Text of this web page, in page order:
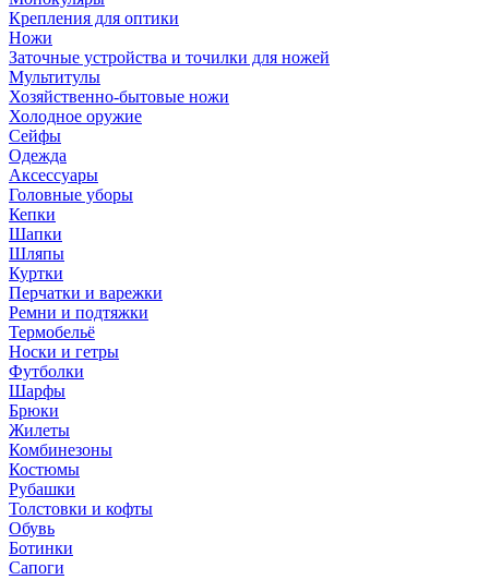
Крепления для оптики
Ножи
Заточные устройства и точилки для ножей
Мультитулы
Хозяйственно-бытовые ножи
Холодное оружие
Сейфы
Одежда
Аксессуары
Головные уборы
Кепки
Шапки
Шляпы
Куртки
Перчатки и варежки
Ремни и подтяжки
Термобельё
Носки и гетры
Футболки
Шарфы
Брюки
Жилеты
Комбинезоны
Костюмы
Рубашки
Толстовки и кофты
Обувь
Ботинки
Сапоги